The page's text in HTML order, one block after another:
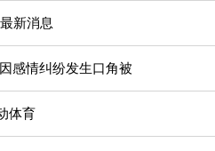
新消息
感情纠纷发生口角被
体育